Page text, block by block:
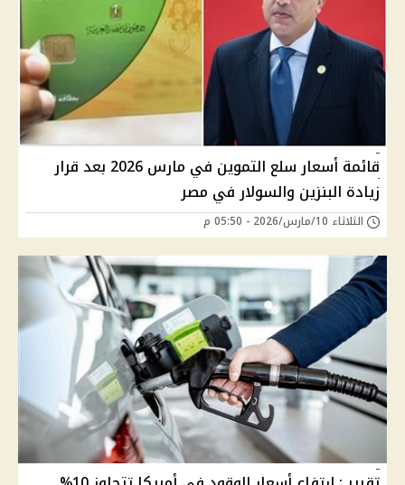
قائمة أسعار سلع التموين في مارس 2026 بعد قرار
زيادة البنزين والسولار في مصر
الثلاثاء 10/مارس/2026 - 05:50 م